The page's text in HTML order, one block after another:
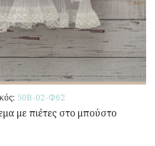
50Β-02-Φ62
με πιέτες στο μπούστο